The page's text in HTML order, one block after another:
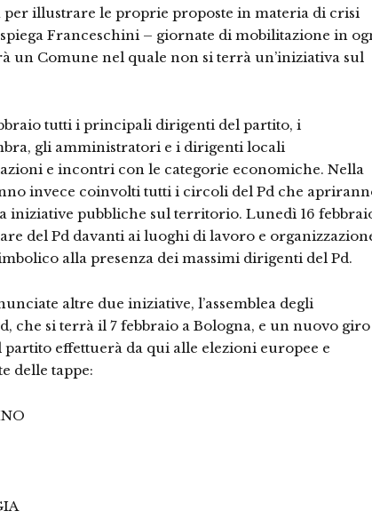
illustrare le proprie proposte in materia di crisi
Franceschini – giornate di mobilitazione in
un Comune nel quale non si terrà un’iniziativa sul
tutti i principali dirigenti del partito, i
gli amministratori e i dirigenti locali
e incontri con le categorie economiche. Nella
invece coinvolti tutti i circoli del Pd che
iniziative pubbliche sul territorio. Lunedì 16
del Pd davanti ai luoghi di lavoro e
alla presenza dei massimi dirigenti del Pd.
altre due iniziative, l’assemblea degli
che si terrà il 7 febbraio a Bologna, e un nuovo giro
partito effettuerà da qui alle elezioni europee e
delle tappe: